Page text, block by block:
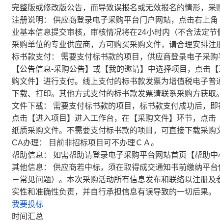
完整版或修改版公告，而导致误报名或无效报名的情形，
注册说明：
供应商登录电子采购平台门户网站，点击右上
业基本信息提交审核，审核情况将在24小时内（不含法定
采购单位的专业供应商，方可购买采购文件，请合理安排注
标书款支付：
需要支付标书款的项目，供应商登录电子采
【公告信息-采购公告】或【我的邀请】中选择项目，点击
购文件】进行支付。线上支付的标书款发票为增值税电子
下载、打印。其他方式支付的标书款发票请联系采购方获取
文件下载：
需要支付标书款的项目，标书款支付成功后，
点击【进入项目】进入工作台，在【采购文件】环节，点
纸质采购文件。不需要支付标书款的项目，可直接下载采购
CA办理：
目前非招标项目可不办理ＣＡ。
帮助信息：
如需帮助请登录电子采购平台网站首页【帮助
其他信息：
供应商若中标，须在取得成交通知书前缴纳平
－常见问题）。本次采购活动所有信息发布和联络以注册
实性和准确性负责，并自行承担信息有误导致的一切后果。
我要投标
时间汇总